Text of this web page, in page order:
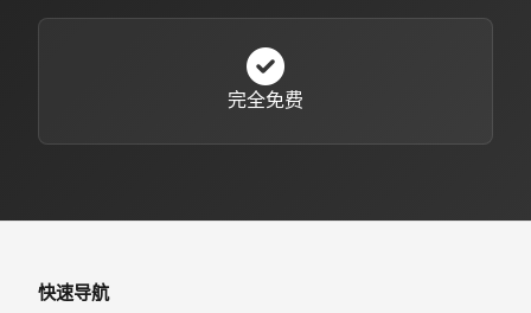
完全免费
快速导航